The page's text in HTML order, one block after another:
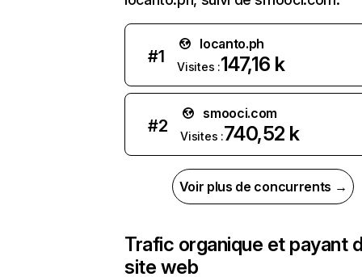
#1
locanto.ph
Visites :147,16 k
#2
smooci.com
Visites :740,52 k
Voir plus de concurrents →
Trafic organique et payant
site web